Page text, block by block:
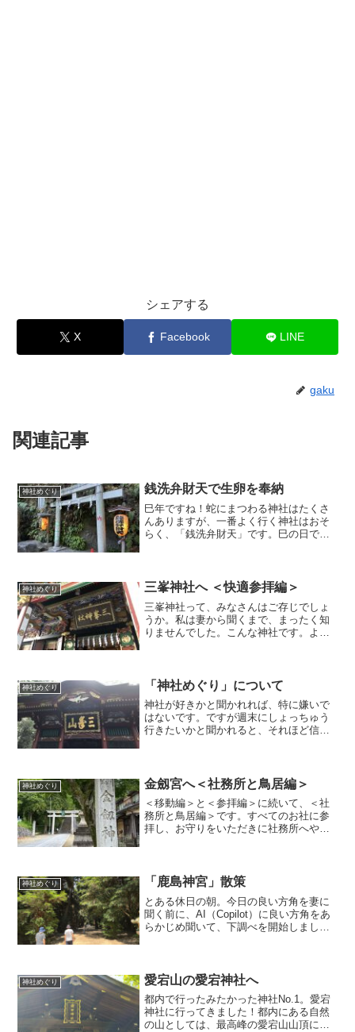
シェアする
X Facebook LINE
gaku
関連記事
神社めぐり 銭洗弁財天で生卵を奉納
巳年ですね！蛇にまつわる神社はたくさ
んありますが、一番よく行く神社はおそ
らく、「銭洗弁財天」です。巳の日でな
も細いですし、参拝するた...
神社めぐり 三峯神社へ ＜快適参拝編＞
三峯神社って、みなさんはご存じでしょ
うか。私は妻から聞くまで、まったく知
りませんでした。こんな神社です。よく
で、書き残しておこうと...
神社めぐり 「神社めぐり」について
神社が好きかと聞かれれば、特に嫌いで
はないです。ですが週末にしょっちゅう
行きたいかと聞かれると、それほど信心
て、気分転換にもなるうえに、...
神社めぐり 金劔宮へ＜社務所と鳥居編＞
＜移動編＞と＜参拝編＞に続いて、＜社
務所と鳥居編＞です。すべてのお社に参
拝し、お守りをいただきに社務所へやっ
た…。時刻は12時15分...
神社めぐり 「鹿島神宮」散策
とある休日の朝。今日の良い方角を妻に
聞く前に、AI（Copilot）に良い方角をあ
らかじめ聞いて、下調べを開始しまし
ます。とはいえ妻...
神社めぐり 愛宕山の愛宕神社へ
都内で行ったみたかった神社No.1。愛宕
神社に行ってきました！都内にある自然
の山としては、最高峰の愛宕山山頂に愛